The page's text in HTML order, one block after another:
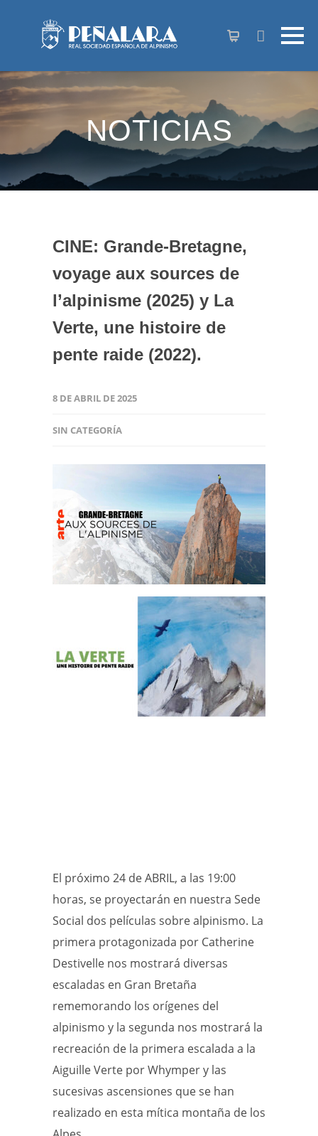
NOTICIAS
CINE: Grande-Bretagne,
voyage aux sources de
l’alpinisme (2025) y La
Verte, une histoire de
pente raide (2022).
8 DE ABRIL DE 2025
SIN CATEGORÍA
El próximo 24 de ABRIL, a las 19:00
horas, se proyectarán en nuestra Sede
Social dos películas sobre alpinismo. La
primera protagonizada por Catherine
Destivelle nos mostrará diversas
escaladas en Gran Bretaña
rememorando los orígenes del
alpinismo y la segunda nos mostrará la
recreación de la primera escalada a la
Aiguille Verte por Whymper y las
sucesivas ascensiones que se han
realizado en esta mítica montaña de los